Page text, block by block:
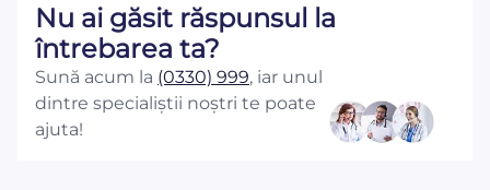
Nu ai găsit răspunsul la
întrebarea ta?
Sună acum la (0330) 999, iar unul
dintre specialiștii noștri te poate
ajuta!